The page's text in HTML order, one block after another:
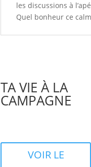
les discussions à
Quel bonheur ce
TA VIE À LA
CAMPAGNE
VOIR LE